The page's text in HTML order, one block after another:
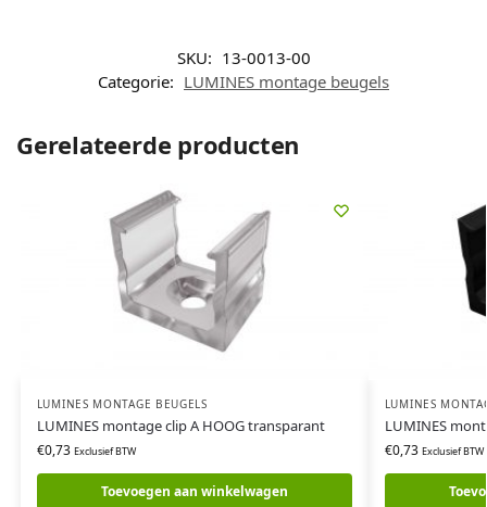
SKU: 13-0013-00
Categorie: LUMINES montage beugels
Gerelateerde producten
LUMINES MONTAGE BEUGELS
LUMINES montage clip A HOOG transparant
€0,73 Exclusief BTW
Toevoegen aan winkelwagen
LUMINES
LUMINES
€0,73 Exclusief BTW